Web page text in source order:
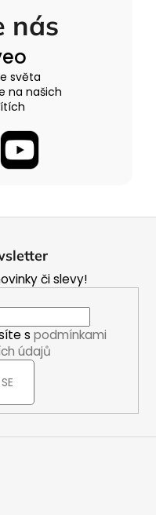
nás
světa
na našich
či slevy!
s podmínkami
údajů